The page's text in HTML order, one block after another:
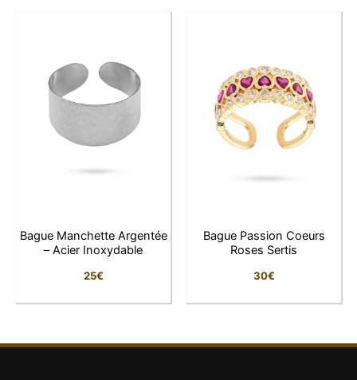
Poids : environ 4 g
Pourquoi vous allez l’adorer
Parce qu’elle incarne la lumière et la sérénité. Chaque
Associez-la à un bracelet doré ou à une bague fine
Bague Manchette Argentée
– Acier Inoxydable
25€
Bague Passion Coeurs
Roses Sertis
30€